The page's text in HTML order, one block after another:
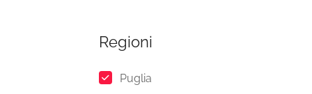
Regioni
Puglia